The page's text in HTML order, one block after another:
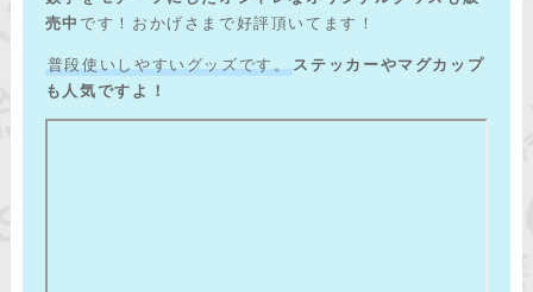
売中 です！おかげさまで好評頂いてます！
普段使いしやすいグッズです。
ステッカーやマグカップ
も人気ですよ！